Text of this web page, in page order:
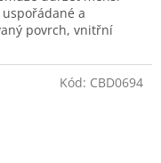
a
povrch, vnitřní
Kód: CBD0694